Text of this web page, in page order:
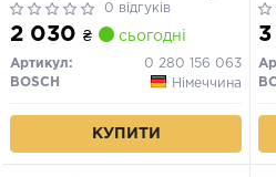
SEAT LEON 1.8 10.98-06.06
0 відгуків
2 030 ₴ сьогодні
Артикул:
0 280 156 063
BOSCH
Німеччина
КУПИТИ